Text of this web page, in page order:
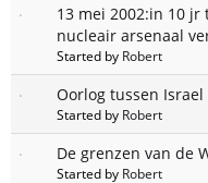
13 mei 2002:in 10
nucleair arsenaal
Started by Robert
Oorlog tussen Israel
Started by Robert
De grenzen van de
Started by Robert